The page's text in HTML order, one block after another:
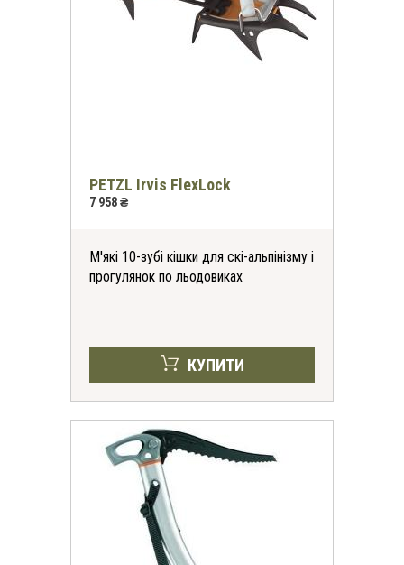
PETZL Irvis FlexLock
7 958 ₴
М'які 10-зубі кішки для скі-альпінізму і
прогулянок по льодовиках
КУПИТИ
Отримати знижку